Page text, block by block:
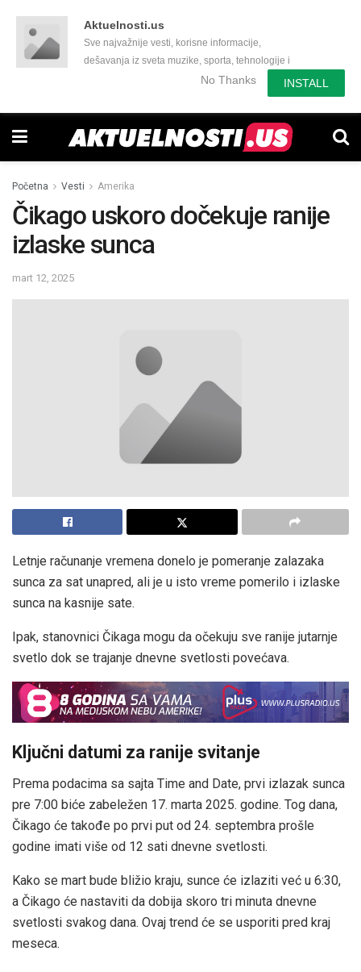
Aktuelnosti.us
Sve najvažnije vesti, korisne informacije,
dešavanja iz sveta muzike, sporta, tehnologije i
još mnogo toga zanimljivog.No Thanks INSTALL
Početna Vesti Amerika
Čikago uskoro dočekuje ranije
izlaske sunca
mart 12, 2025
Letnje računanje vremena donelo je pomeranje zalazaka
sunca za sat unapred, ali je u isto vreme pomerilo i izlaske
sunca na kasnije sate.
Ipak, stanovnici Čikaga mogu da očekuju sve ranije jutarnje
svetlo dok se trajanje dnevne svetlosti povećava.
Ključni datumi za ranije svitanje
Prema podacima sa sajta Time and Date, prvi izlazak sunca
pre 7:00 biće zabeležen 17. marta 2025. godine. Tog dana,
Čikago će takođe po prvi put od 24. septembra prošle
godine imati više od 12 sati dnevne svetlosti.
Kako se mart bude bližio kraju, sunce će izlaziti već u 6:30,
a Čikago će nastaviti da dobija skoro tri minuta dnevne
svetlosti svakog dana. Ovaj trend će se usporiti pred kraj
meseca.